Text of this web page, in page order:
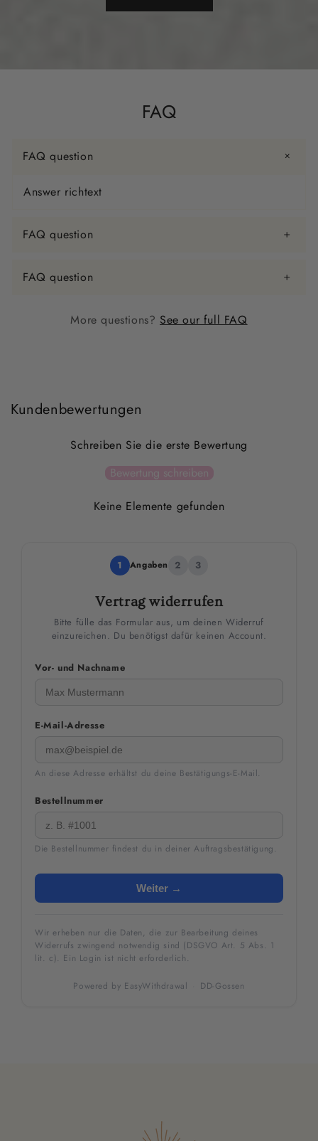
FAQ
FAQ question
Answer richtext
FAQ question
FAQ question
More questions? See our full FAQ
Kundenbewertungen
Schreiben Sie die erste Bewertung
Bewertung schreiben
Keine Elemente gefunden
1 Angaben 2 3
Vertrag widerrufen
Bitte fülle das Formular aus, um deinen Widerruf
einzureichen. Du benötigst dafür keinen Account.
Vor- und Nachname
E-Mail-Adresse
An diese Adresse erhältst du deine Bestätigungs-E-Mail.
Bestellnummer
Die Bestellnummer findest du in deiner Auftragsbestätigung.
Weiter →
Wir erheben nur die Daten, die zur Bearbeitung deines
Widerrufs zwingend notwendig sind (DSGVO Art. 5 Abs. 1
lit. c). Ein Login ist nicht erforderlich.
Powered by EasyWithdrawal DD-Gossen